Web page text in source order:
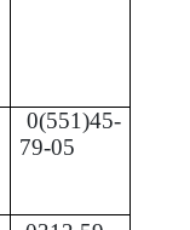
0(551)45-
79-05